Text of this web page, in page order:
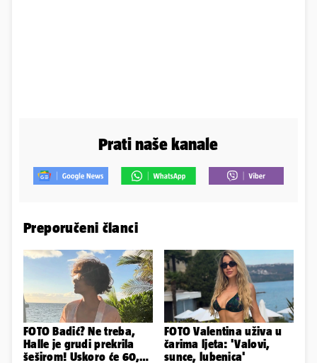
Prati naše kanale
Preporučeni članci
FOTO Badić? Ne treba,
Halle je grudi prekrila
šeširom! Uskoro će 60,
FOTO Valentina uživa u
čarima ljeta: 'Valovi,
sunce, lubenica'